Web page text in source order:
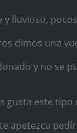
y lluvioso,
dimos una
y no se
gusta este
apetezca